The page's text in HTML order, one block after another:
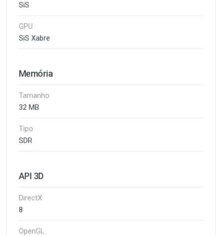
SiS
GPU
SiS Xabre
Memória
Tamanho
32 MB
Tipo
SDR
API 3D
DirectX
8
OpenGL